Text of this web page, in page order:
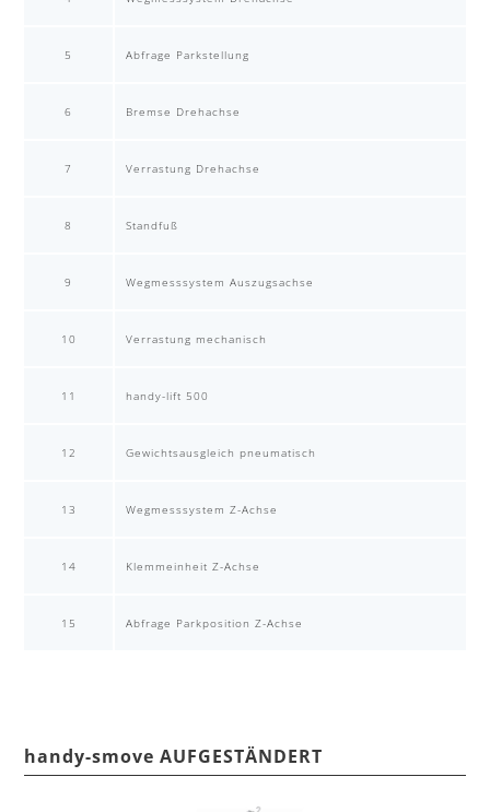
5 Abfrage Parkstellung
6 Bremse Drehachse
7 Verrastung Drehachse
8 Standfuß
9 Wegmesssystem Auszugsachse
10 Verrastung mechanisch
11 handy-lift 500
12 Gewichtsausgleich pneumatisch
13 Wegmesssystem Z-Achse
14 Klemmeinheit Z-Achse
15 Abfrage Parkposition Z-Achse
handy-smove AUFGESTÄNDERT